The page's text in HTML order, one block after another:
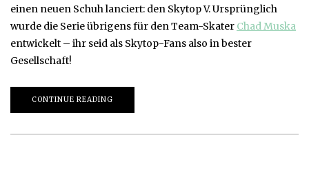
einen neuen Schuh lanciert: den Skytop V. Ursprünglich
wurde die Serie übrigens für den Team-Skater Chad Muska
entwickelt – ihr seid als Skytop-Fans also in bester
Gesellschaft!
CONTINUE READING